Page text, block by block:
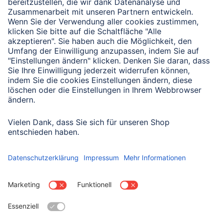
Verbleibende Zeichen: 1000/ 1000
Senden
Mit Absenden des Formulars bestätigen Sie, dass Sie unsere
Datenschutzbestimmungen zur Formulardatenverarbeitung zur
Datenschutz